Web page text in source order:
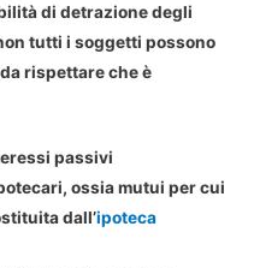
di detrazione degli
tutti i soggetti possono
rispettare che è
passivi
ossia mutui per cui
dall’ipoteca